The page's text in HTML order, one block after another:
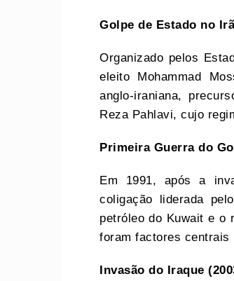
Golpe de Estado no
Organizado pelos
eleito Mohammad
anglo-iraniana,
Reza Pahlavi, cujo
Primeira Guerra do
Em 1991, após a
coligação liderada
petróleo do Kuwait e o
foram factores centrais
Invasão do Iraque